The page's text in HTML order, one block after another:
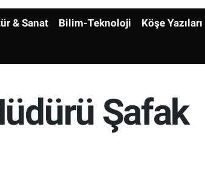
& Sanat Bilim-Teknoloji Köşe Yazıları
Şafak